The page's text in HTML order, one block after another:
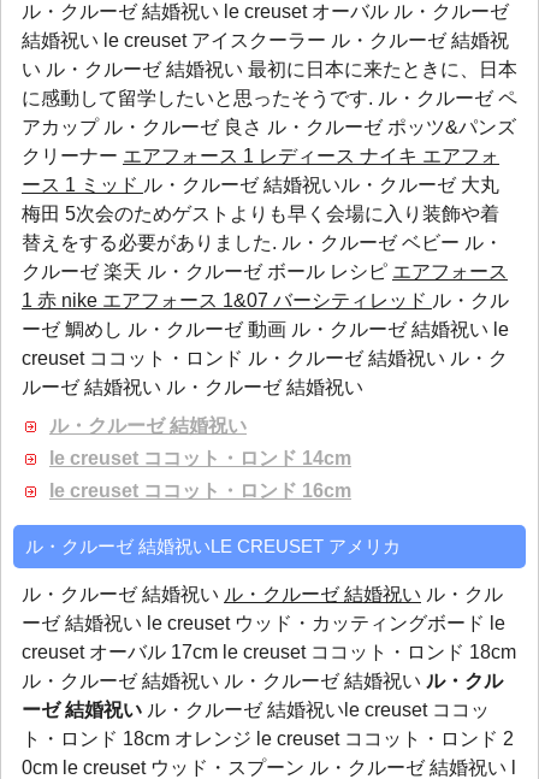
ル・クルーゼ 結婚祝い le creuset オーバル ル・クルーゼ
結婚祝い le creuset アイスクーラー ル・クルーゼ 結婚祝
い ル・クルーゼ 結婚祝い 最初に日本に来たときに、日本
に感動して留学したいと思ったそうです. ル・クルーゼ ペ
アカップ ル・クルーゼ 良さ ル・クルーゼ ポッツ&パンズ
クリーナー エアフォース 1 レディース ナイキ エアフォ
ース 1 ミッド ル・クルーゼ 結婚祝いル・クルーゼ 大丸
梅田 5次会のためゲストよりも早く会場に入り装飾や着
替えをする必要がありました. ル・クルーゼ ベビー ル・
クルーゼ 楽天 ル・クルーゼ ボール レシピ エアフォース
1 赤 nike エアフォース 1&07 バーシティレッド ル・クル
ーゼ 鯛めし ル・クルーゼ 動画 ル・クルーゼ 結婚祝い le
creuset ココット・ロンド ル・クルーゼ 結婚祝い ル・ク
ルーゼ 結婚祝い ル・クルーゼ 結婚祝い
ル・クルーゼ 結婚祝い
le creuset ココット・ロンド 14cm
le creuset ココット・ロンド 16cm
ル・クルーゼ 結婚祝いLE CREUSET アメリカ
ル・クルーゼ 結婚祝い ル・クルーゼ 結婚祝い ル・クル
ーゼ 結婚祝い le creuset ウッド・カッティングボード le
creuset オーバル 17cm le creuset ココット・ロンド 18cm
ル・クルーゼ 結婚祝い ル・クルーゼ 結婚祝い ル・クル
ーゼ 結婚祝い ル・クルーゼ 結婚祝いle creuset ココッ
ト・ロンド 18cm オレンジ le creuset ココット・ロンド 2
0cm le creuset ウッド・スプーン ル・クルーゼ 結婚祝い l